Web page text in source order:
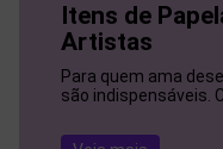
Itens de
Artistas
Para quem ama
são indispensáveis.